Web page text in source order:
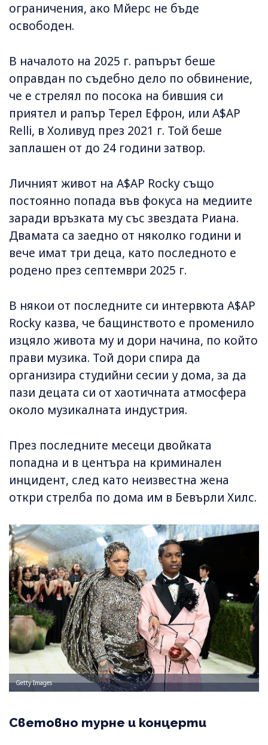
ограничения, ако Мйерс не бъде
освободен.
В началото на 2025 г. рапърът беше
оправдан по съдебно дело по обвинение,
че е стрелял по посока на бившия си
приятел и рапър Терел Ефрон, или A$AP
Relli, в Холивуд през 2021 г. Той беше
заплашен от до 24 години затвор.
Личният живот на A$AP Rocky също
постоянно попада във фокуса на медиите
заради връзката му със звездата Риана.
Двамата са заедно от няколко години и
вече имат три деца, като последното e
родeно през септември 2025 г.
В някои от последните си интервюта A$AP
Rocky казва, че бащинството е променило
изцяло живота му и дори начина, по който
прави музика. Той дори спира да
организира студийни сесии у дома, за да
пази децата си от хаотичната атмосфера
около музикалната индустрия.
През последните месеци двойката
попадна и в центъра на криминален
инцидент, след като неизвестна жена
откри стрелба по дома им в Бевърли Хилс.
Getty Images
Световно турне и концерти